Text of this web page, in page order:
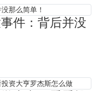
件：背后并没